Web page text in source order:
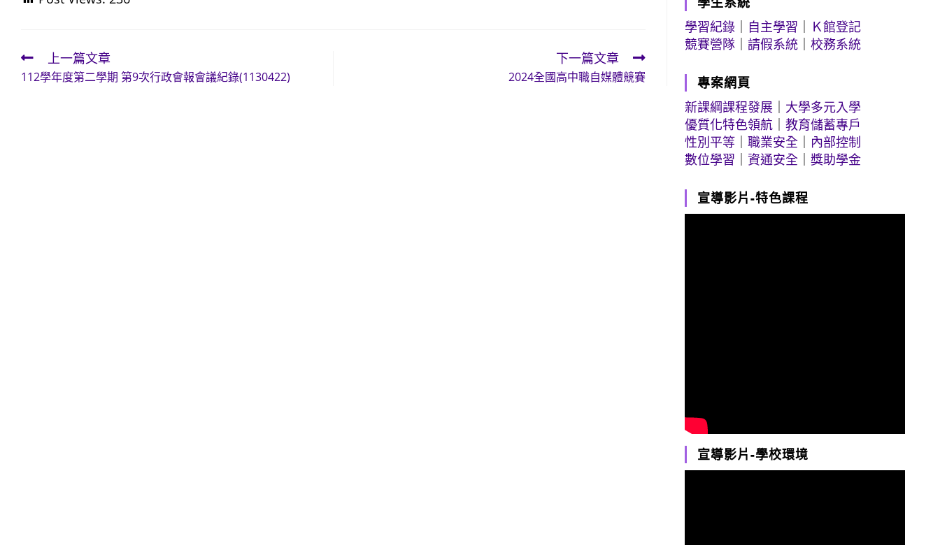
Read
more
上一篇文章
112學年度第二學期 第9次行政會報會議紀錄(1130422)
下一篇文章
2024全國高中職自媒體競賽
學習紀錄
自主學習
Ｋ館登記
競賽營隊 ｜請假系統 ｜校務系統
專案網頁
新課綱課程發展
大學多元入學
優質化特色領航 ｜教育儲蓄專戶
性別平等 ｜職業安全
內部控制
數位學習 ｜資通安全 ｜獎助學金
宣導影片-特色課程
宣導影片-學校環境